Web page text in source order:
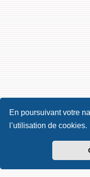
En poursuivant votre
l’utilisation de cookies.